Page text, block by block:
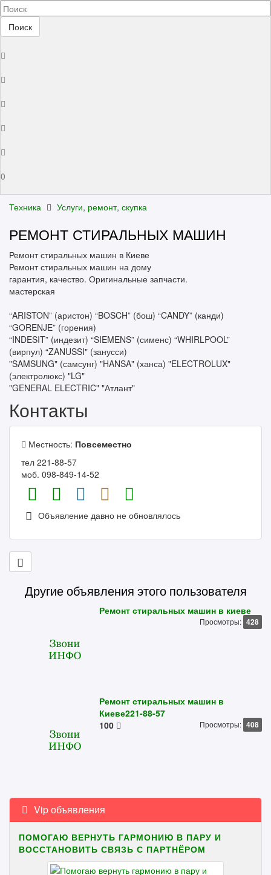
Поиск
0
Техника Услуги, ремонт, скупка
РЕМОНТ СТИРАЛЬНЫХ МАШИН
Ремонт стиральных машин в Киеве
Ремонт стиральных машин на дому
гарантия, качество. Оригинальные запчасти.
мастерская
“ARISTON” (аристон) “BOSCH” (бош) “CANDY” (канди)
“GORENJE” (горения)
“INDESIT” (индезит) “SIEMENS” (сименс) “WHIRLPOOL”
(вирпул) “ZANUSSI" (занусси)
"SAMSUNG" (самсунг) "HANSA" (ханса) "ELECTROLUX"
(электролюкс) "LG"
"GENERAL ELECTRIC" "Атлант"
Контакты
Местность: Повсеместно
тел 221-88-57
моб. 098-849-14-52
Объявление давно не обновлялось
Другие объявления этого пользователя
Ремонт стиральных машин в киеве
Просмотры: 428
Ремонт стиральных машин в
Киеве221-88-57
100
Просмотры: 408
Vip объявления
ПОМОГАЮ ВЕРНУТЬ ГАРМОНИЮ В ПАРУ И
ВОССТАНОВИТЬ СВЯЗЬ С ПАРТНЁРОМ